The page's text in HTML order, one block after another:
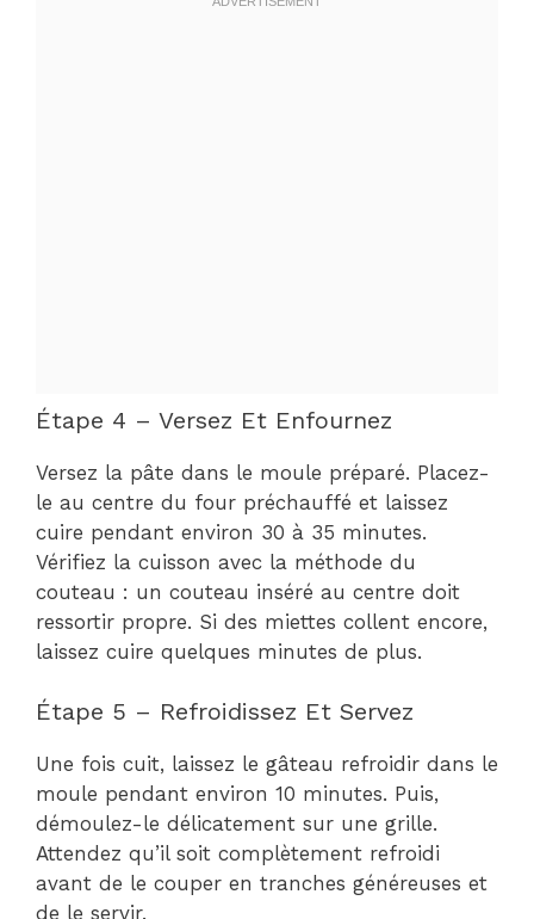
Étape 4 – Versez Et Enfournez
Versez la pâte dans le moule préparé. Placez-
le au centre du four préchauffé et laissez
cuire pendant environ 30 à 35 minutes.
Vérifiez la cuisson avec la méthode du
couteau : un couteau inséré au centre doit
ressortir propre. Si des miettes collent encore,
laissez cuire quelques minutes de plus.
Étape 5 – Refroidissez Et Servez
Une fois cuit, laissez le gâteau refroidir dans le
moule pendant environ 10 minutes. Puis,
démoulez-le délicatement sur une grille.
Attendez qu’il soit complètement refroidi
avant de le couper en tranches généreuses et
de le servir.